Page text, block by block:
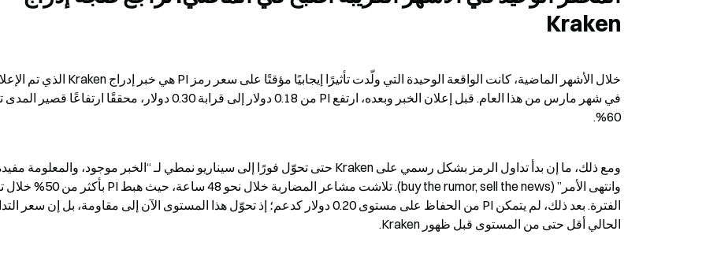
Kraken
60%.
الحالي أقل حتى من المستوى قبل ظهور Kraken.